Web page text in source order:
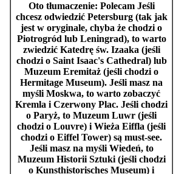
Oto tłumaczenie: PolecamJeśli
chcesz odwiedzić Petersburg(tak jak
jest w oryginale, chyba że chodzi o
Piotrogród lub Leningrad), to warto
zwiedzić Katedrę św. Izaaka (jeśli
chodzi o Saint Isaac's Cathedral) lub
Muzeum Eremitaż (jeśli chodzi o
Hermitage Museum). Jeśli masz na
myśli Moskwa, to warto zobaczyć
Kremla i Czerwony Plac. Jeśli chodzi
o Paryż, to Muzeum Luwr (jeśli
chodzi o Louvre) i Wieża Eiffla (jeśli
chodzi o Eiffel Tower) są must-see.
Jeśli masz na myśli Wiedeń, to
Muzeum Historii Sztuki(jeśli chodzi
o Kunsthistorisches Museum) i